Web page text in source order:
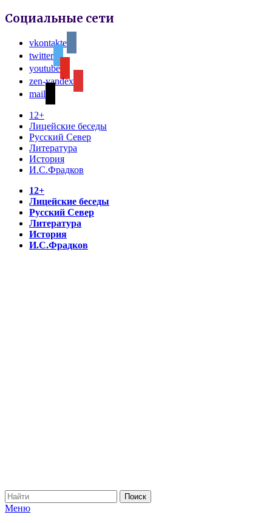
Социальные сети
vkontakte
twitter
youtube
zen-yandex
mail
12+
Лицейские беседы
Русский Север
Литература
История
И.С.Фрадков
12+
Лицейские беседы
Русский Север
Литература
История
И.С.Фрадков
Меню